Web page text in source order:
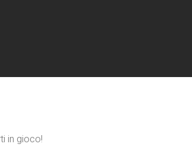
in gioco!